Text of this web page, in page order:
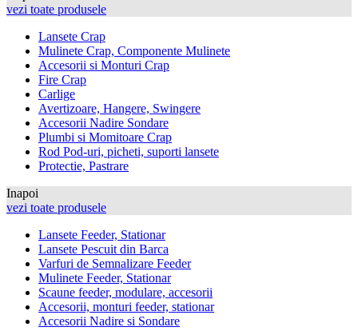
vezi toate produsele
Lansete Crap
Mulinete Crap, Componente Mulinete
Accesorii si Monturi Crap
Fire Crap
Carlige
Avertizoare, Hangere, Swingere
Accesorii Nadire Sondare
Plumbi si Momitoare Crap
Rod Pod-uri, picheti, suporti lansete
Protectie, Pastrare
Inapoi
vezi toate produsele
Lansete Feeder, Stationar
Lansete Pescuit din Barca
Varfuri de Semnalizare Feeder
Mulinete Feeder, Stationar
Scaune feeder, modulare, accesorii
Accesorii, monturi feeder, stationar
Accesorii Nadire si Sondare